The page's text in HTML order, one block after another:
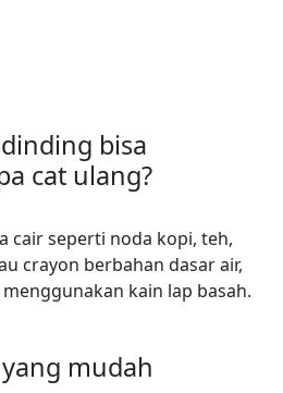
bisa
cat ulang?
cair seperti noda kopi, teh,
crayon berbahan dasar air,
kain lap basah.
mudah